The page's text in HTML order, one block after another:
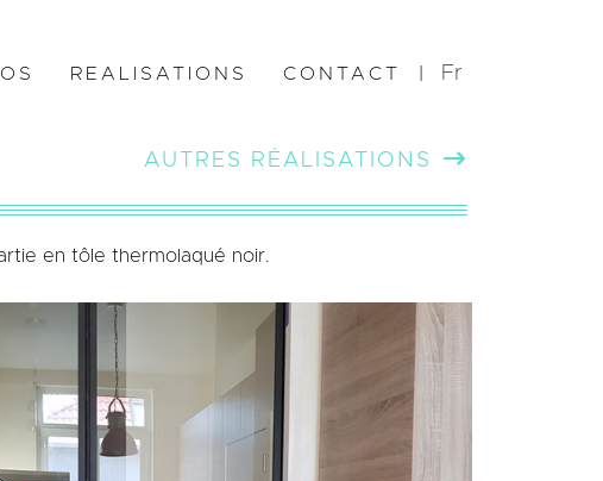
REALISATIONS CONTACT Fr
AUTRES RÉALISATIONS
en tôle thermolaqué noir.